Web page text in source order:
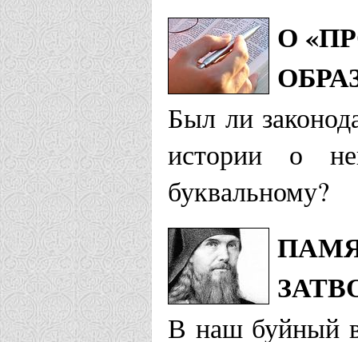
О
Был ли
истории о
буквальному?
В наш буйный